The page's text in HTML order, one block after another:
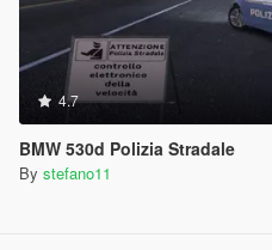
4.7
BMW 530d Polizia Stradale
By stefano11